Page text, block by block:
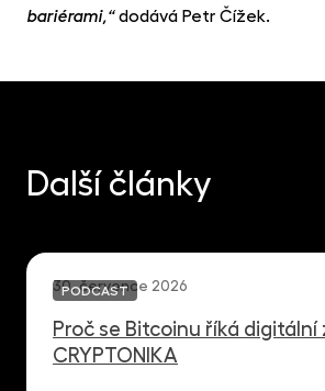
bariérami,“ dodává Petr Čížek.
Další články
30. července 2026
Proč se Bitcoinu říká digitální
CRYPTONIKA
PODCAST